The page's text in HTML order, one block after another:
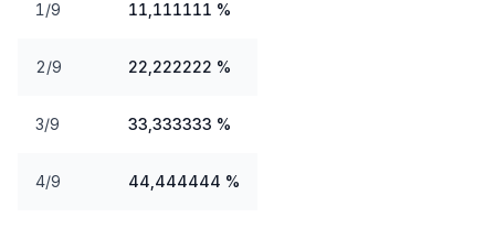
1/9 11,111111 %
2/9 22,222222 %
3/9 33,333333 %
4/9 44,444444 %